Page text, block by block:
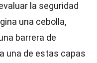
la seguridad
una cebolla,
barrera de
una de estas capas